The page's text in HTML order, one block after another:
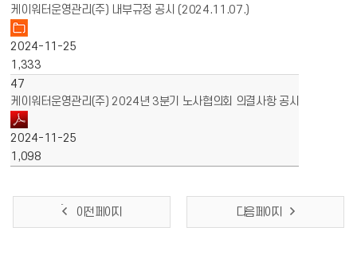
케이워터운영관리(주) 내부규정 공시 (2024.11.07.)
2024-11-25
1,333
47
케이워터운영관리(주) 2024년 3분기 노사협의회 의결사항 공시
2024-11-25
1,098
이전 페이지 다음 페이지